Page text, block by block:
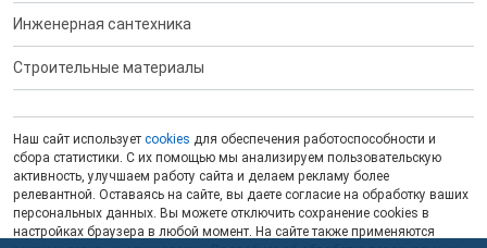
Инженерная сантехника
Строительные материалы
Наш сайт использует cookies для обеспечения работоспособности и
сбора статистики. С их помощью мы анализируем пользовательскую
активность, улучшаем работу сайта и делаем рекламу более
релевантной. Оставаясь на сайте, вы даете согласие на обработку ваших
персональных данных. Вы можете отключить сохранение cookies в
настройках браузера в любой момент. На сайте также применяются